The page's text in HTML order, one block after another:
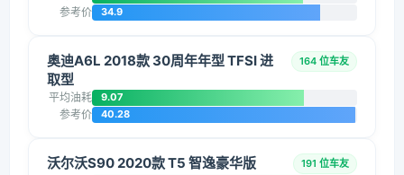
参考价 34.9
奥迪A6L 2018款 30周年年型 TFSI 进
取型
164 位车友
平均油耗 9.07
参考价 40.28
沃尔沃S90 2020款 T5 智逸豪华版 191 位车友